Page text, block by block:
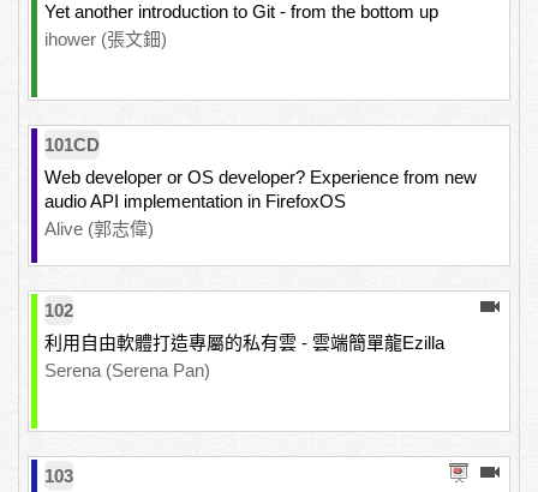
Yet another introduction to Git - from the bottom up
ihower (張文鈿)
101CD
Web developer or OS developer? Experience from new
audio API implementation in FirefoxOS
Alive (郭志偉)
102
利用自由軟體打造專屬的私有雲 - 雲端簡單龍Ezilla
Serena (Serena Pan)
103